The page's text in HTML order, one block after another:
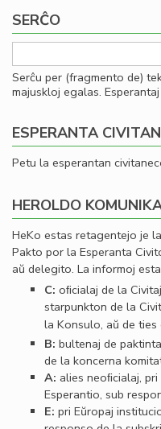
SERĈO
Serĉu per (fragmento de)
majuskloj egalas.
ESPERANTA
Petu la esperantan
HEROLDO
HeKo estas retagentejo je
Pakto por la Esperanta
aŭ delegito. La informoj
C: oﬁcialaj de la
starpunkton de la
la Konsulo, aŭ de
B: bultenaj de
de la koncerna
A: alies neoﬁcialaj,
Esperantio, sub
E: pri Eŭropaj